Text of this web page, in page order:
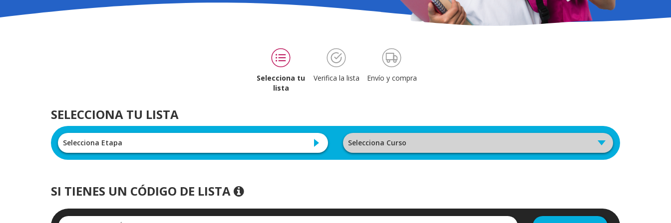
Selecciona tu
lista
Verifica la lista Envío y compra
SELECCIONA TU LISTA
Selecciona Etapa Selecciona Curso
SI TIENES UN CÓDIGO DE LISTA